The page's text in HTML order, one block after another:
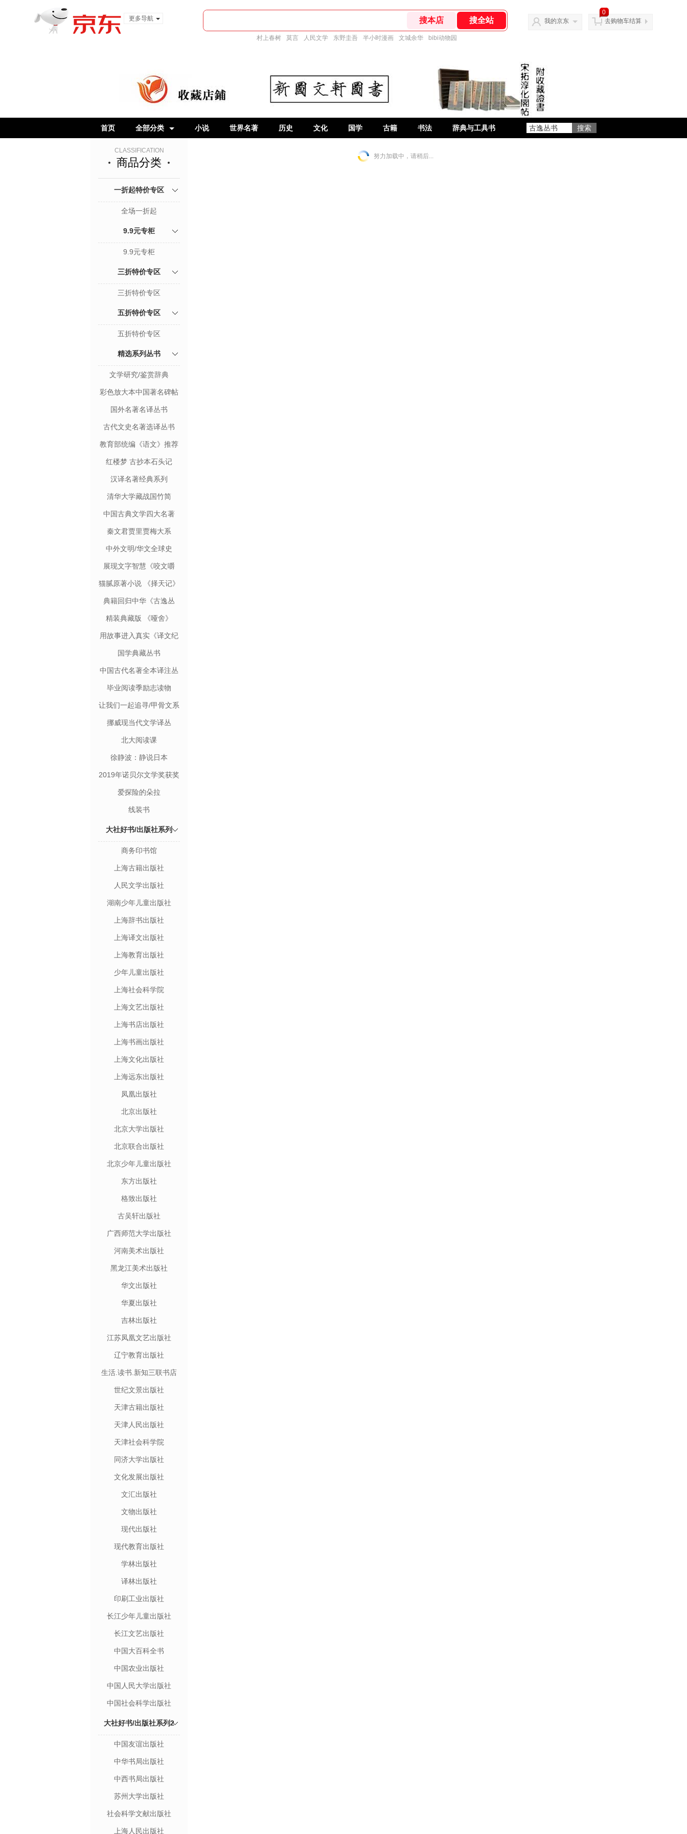
更多导航
村上春树 莫言 人民文学 东野圭吾 半小时漫画 文城余华 bibi动物园
我的京东
0
去购物车结算
首页 全部分类 小说 世界名著 历史 文化 国学 古籍 书法 辞典与工具书
CLASSIFICATION
商品分类
一折起特价专区
全场一折起
9.9元专柜
9.9元专柜
三折特价专区
三折特价专区
五折特价专区
五折特价专区
精选系列丛书
文学研究/鉴赏辞典
彩色放大本中国著名碑帖
国外名著名译丛书
古代文史名著选译丛书
教育部统编《语文》推荐
阅读丛书
红楼梦 古抄本石头记
汉译名著经典系列
清华大学藏战国竹简
中国古典文学四大名著
秦文君贾里贾梅大系
中外文明/华文全球史
展现文字智慧《咬文嚼
字》
猫腻原著小说 《择天记》
典籍回归中华《古逸丛
精装典藏版 《哑舍》
用故事进入真实《译文纪
实》
国学典藏丛书
中国古代名著全本译注丛
书
毕业阅读季励志读物
让我们一起追寻/甲骨文系
列丛书
挪威现当代文学译丛
北大阅读课
徐静波：静说日本
2019年诺贝尔文学奖获奖
者作品
爱探险的朵拉
线装书
大社好书/出版社系列
商务印书馆
上海古籍出版社
人民文学出版社
湖南少年儿童出版社
上海辞书出版社
上海译文出版社
上海教育出版社
少年儿童出版社
上海社会科学院
上海文艺出版社
上海书店出版社
上海书画出版社
上海文化出版社
上海远东出版社
凤凰出版社
北京出版社
北京大学出版社
北京联合出版社
北京少年儿童出版社
东方出版社
格致出版社
古吴轩出版社
广西师范大学出版社
河南美术出版社
黑龙江美术出版社
华文出版社
华夏出版社
吉林出版社
江苏凤凰文艺出版社
辽宁教育出版社
生活.读书.新知三联书店
世纪文景出版社
天津古籍出版社
天津人民出版社
天津社会科学院
同济大学出版社
文化发展出版社
文汇出版社
文物出版社
现代出版社
现代教育出版社
学林出版社
译林出版社
印刷工业出版社
长江少年儿童出版社
长江文艺出版社
中国大百科全书
中国农业出版社
中国人民大学出版社
中国社会科学出版社
大社好书/出版社系列2
中国友谊出版社
中华书局出版社
中西书局出版社
苏州大学出版社
社会科学文献出版社
上海人民出版社
努力加载中，请稍后...